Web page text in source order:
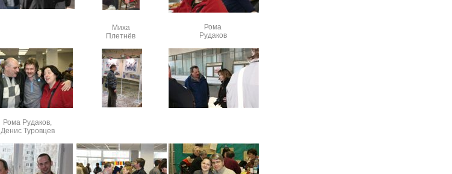
Миха
Плетнёв
Рома
Рудаков
Рома Рудаков,
Денис Туровцев